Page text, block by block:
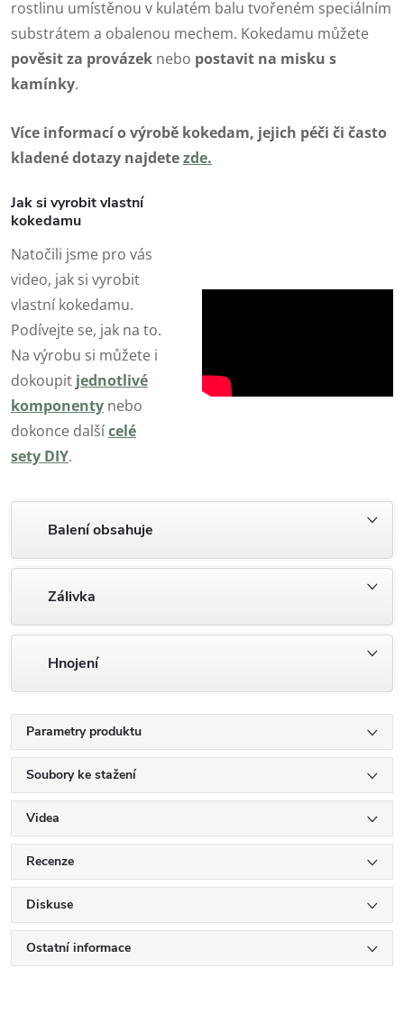
rostlinu umístěnou v kulatém balu tvořeném speciálním
substrátem a obalenou mechem. Kokedamu můžete
pověsit za provázek nebo postavit na misku s
kamínky.
Více informací o výrobě kokedam, jejich péči či často
kladené dotazy najdetezde.
Jak si vyrobit vlastní
kokedamu
Natočili jsme pro vás
video, jak si vyrobit
vlastní kokedamu.
Podívejte se, jak na to.
Na výrobu si můžete i
dokoupit jednotlivé
komponenty nebo
dokonce dalšícelé
sety DIY.
Balení obsahuje
Zálivka
Hnojení
Parametry produktu
Soubory ke stažení
Videa
Recenze
Diskuse
Ostatní informace